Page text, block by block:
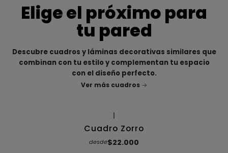
Elige el próximo para
tu pared
Descubre cuadros y láminas decorativas similares que
combinan con tu estilo y complementan tu espacio
con el diseño perfecto.
Ver más cuadros
Cuadro Zorro
desde$22.000